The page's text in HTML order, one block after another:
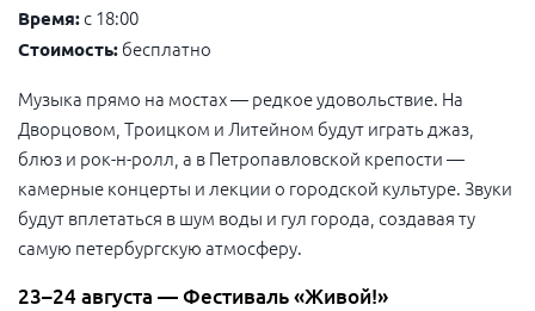
Время:с 18:00
Стоимость: бесплатно
Музыка прямо на мостах — редкое удовольствие. На
Дворцовом, Троицком и Литейном будут играть джаз,
блюз и рок-н-ролл, а в Петропавловской крепости —
камерные концерты и лекции о городской культуре. Звуки
будут вплетаться в шум воды и гул города, создавая ту
самую петербургскую атмосферу.
23–24 августа — Фестиваль «Живой!»